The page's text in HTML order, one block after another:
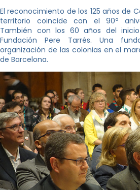
El reconocimiento de los 125 años de
territorio coincide con el 90º
También con los 60 años del
Fundación Pere Tarrés. Una
organización de las colonias en el
de Barcelona.